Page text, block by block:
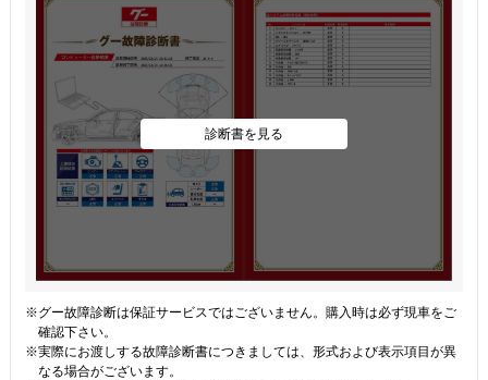
診断書を見る
※グー故障診断は保証サービスではございません。購入時は必ず現車をご
確認下さい。
※実際にお渡しする故障診断書につきましては、形式および表示項目が異
なる場合がございます。